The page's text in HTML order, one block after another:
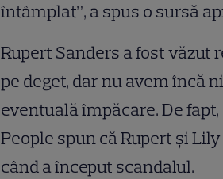
întâmplat”, a spus o sursă
Rupert Sanders a fost văzut
pe deget, dar nu avem încă
eventuală împăcare. De
People spun că Rupert şi
când a început scandalul.